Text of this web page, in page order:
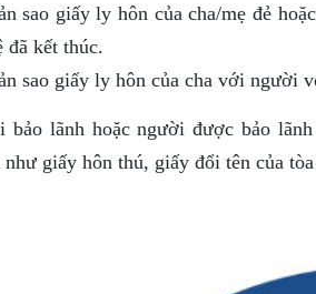
sao giấy ly hôn của cha/mẹ đẻ
đã kết thúc.
sao giấy ly hôn của cha với người
bảo lãnh hoặc người được bảo
như giấy hôn thú, giấy đổi tên của